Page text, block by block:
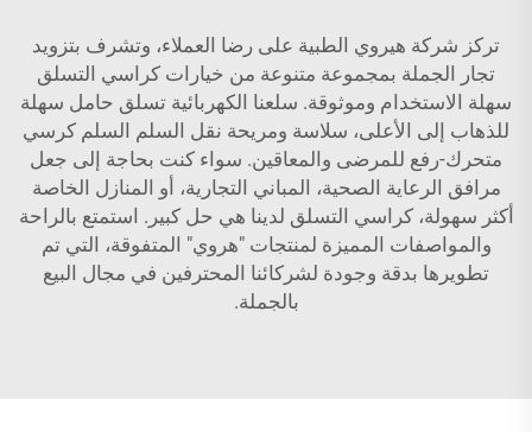
تركز شركة هيروي الطبية على رضا العملاء، وتشرف بتزويد
تجار الجملة بمجموعة متنوعة من خيارات كراسي التسلق
سهلة الاستخدام وموثوقة. سلعنا الكهربائية تسلق حامل سهلة
للذهاب إلى الأعلى، سلاسة ومريحة نقل السلم السلم كرسي
متحرك-رفع للمرضى والمعاقين. سواء كنت بحاجة إلى جعل
مرافق الرعاية الصحية، المباني التجارية، أو المنازل الخاصة
أكثر سهولة، كراسي التسلق لدينا هي حل كبير. استمتع بالراحة
والمواصفات المميزة لمنتجات "هروي" المتفوقة، التي تم
تطويرها بدقة وجودة لشركائنا المحترفين في مجال البيع
بالجملة.